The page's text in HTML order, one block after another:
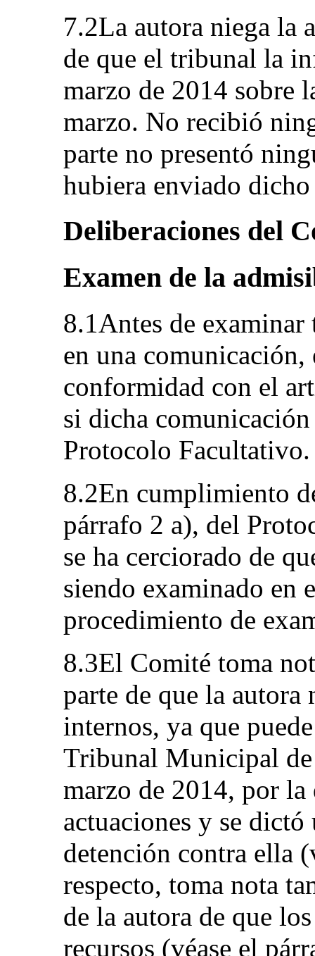
7.2La autora niega la
de que el tribunal la
marzo de 2014 sobre
marzo. No recibió
parte no presentó
hubiera enviado dicho
Deliberaciones del
Examen de la
8.1Antes de
en una
conformidad con el
si dicha
Protocolo Facultativo.
8.2En cumplimiento
párrafo 2 a), del
se ha cerciorado de
siendo examinado en
procedimiento de
8.3El Comité toma
parte de que la autora
internos, ya que
Tribunal Municipal
marzo de 2014, por la
actuaciones y se
detención contra ella
respecto, toma nota
de la autora de que
recursos (véase el